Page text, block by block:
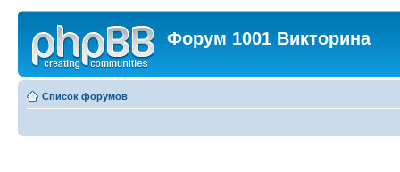
Форум 1001 Викторина
Список форумов